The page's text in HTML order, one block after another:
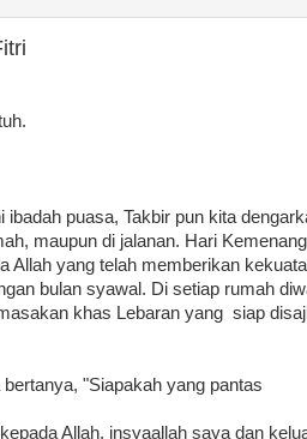
puasa, Takbir pun kita
maupun di jalanan. Hari
Allah yang telah memberikan
bulan syawal. Di setiap rumah
khas Lebaran yang siap
"Siapakah yang pantas
Allah, insyaallah saya dan